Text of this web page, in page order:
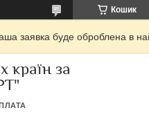
Кошик
заявка буде оброблена в
країн за